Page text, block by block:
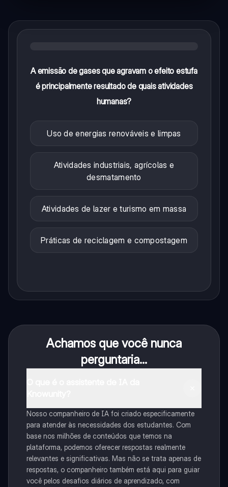
A emissão de gases que agravam o efeito estufa
é principalmente resultado de quais atividades
humanas?
Uso de energias renováveis e limpas
Atividades industriais, agrícolas e
desmatamento
Atividades de lazer e turismo em massa
Práticas de reciclagem e compostagem
Achamos que você nunca
perguntaria...
Nosso companheiro de IA foi criado especificamente
para atender às necessidades dos estudantes. Com
base nos milhões de conteúdos que temos na
plataforma, podemos oferecer respostas realmente
relevantes e significativas. Mas não se trata apenas de
respostas, o companheiro também está aqui para guiar
você pelos desafios diários de aprendizado, com